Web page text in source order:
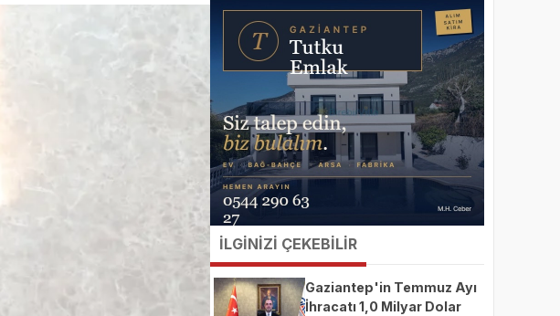
İLGİNİZİ ÇEKEBİLİR
Gaziantep'in Temmuz Ayı
İhracatı 1,0 Milyar Dolar